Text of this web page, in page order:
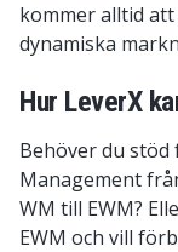
kommer alltid
dynamiska
Hur LeverX
Behöver du stöd
Management
WM till EWM?
EWM och vill